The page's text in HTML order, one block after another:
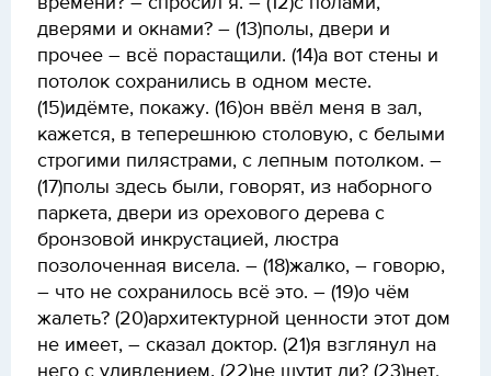
дверями и окнами? – (13)полы, двери и
прочее – всё порастащили. (14)а вот стены и
потолок сохранились в одном месте.
(15)идёмте, покажу. (16)он ввёл меня в зал,
кажется, в теперешнюю столовую, с белыми
строгими пилястрами, с лепным потолком. –
(17)полы здесь были, говорят, из наборного
паркета, двери из орехового дерева с
бронзовой инкрустацией, люстра
позолоченная висела. – (18)жалко, – говорю,
– что не сохранилось всё это. – (19)о чём
жалеть? (20)архитектурной ценности этот дом
не имеет, – сказал доктор. (21)я взглянул на
него с удивлением. (22)не шутит ли? (23)нет,